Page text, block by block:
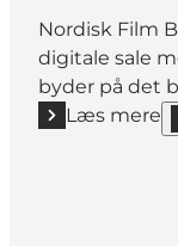
Nordisk Film
digitale sale
byder på det
Læs mere
Læs mere